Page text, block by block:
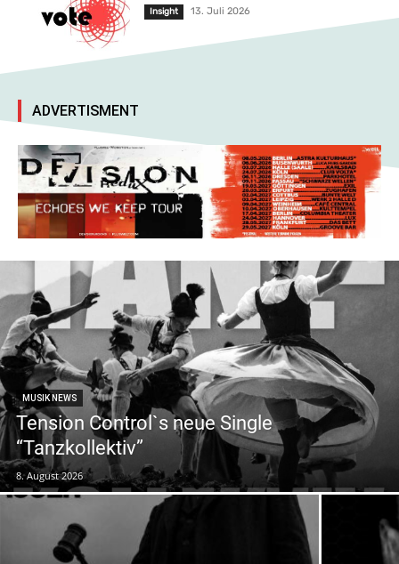
Insight 13. Juli 2026
ADVERTISMENT
MUSIK NEWS
Tension Control`s neue Single
“Tanzkollektiv”
8. August 2026